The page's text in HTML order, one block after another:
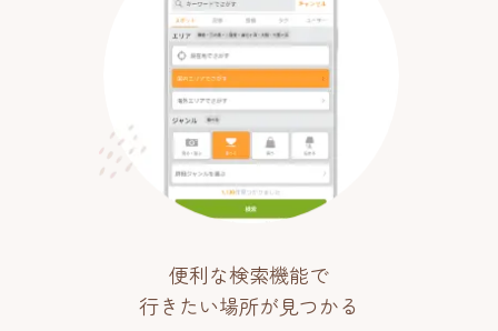
便利な検索機能で
行きたい場所が見つかる